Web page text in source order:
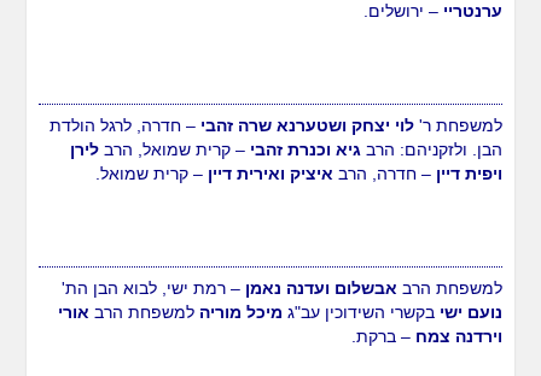
ערנטריי – ירושלים.
למשפחת ר'לוי יצחק ושטערנא שרה זהבי – חדרה, לרגל הולדת
הבן. ולזקניהם: הרב גיא וכנרת זהבי – קרית שמואל, הרב לירן
ויפית דיין – חדרה, הרב איציק ואירית דיין – קרית שמואל.
למשפחת הרב אבשלום ועדנה נאמן – רמת ישי, לבוא הבן הת'
נועם ישי בקשרי השידוכין עב"ג מיכל מוריה למשפחת הרב אורי
וירדנה צמח – ברקת.